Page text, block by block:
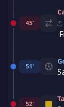
45'
51'
52'